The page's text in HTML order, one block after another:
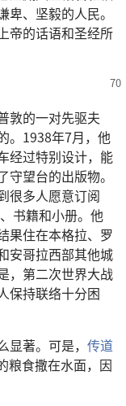
、坚毅的人民。
帝的话语和圣经所
敦的一对先驱夫
。1938年7月，他
经过特别设计，能
望台的出版物。
很多人愿意订阅
书籍和小册。他
果住在本格拉、罗
安哥拉西部其他城
，第二次世界大战
保持联络十分困
著。可是， 传道
粮食撒在水面，因